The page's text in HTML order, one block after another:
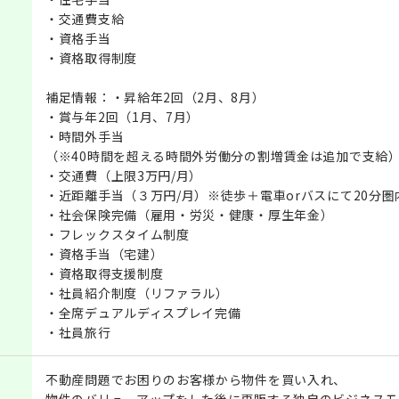
・交通費支給
・資格手当
・資格取得制度
補足情報：・昇給年2回（2月、8月）
・賞与年2回（1月、7月）
・時間外手当
（※40時間を超える時間外労働分の割増賃金は追加で支給）
・交通費（上限3万円/月）
・近距離手当（３万円/月）※徒歩＋電車orバスにて20分圏
・社会保険完備（雇用・労災・健康・厚生年金）
・フレックスタイム制度
・資格手当（宅建）
・資格取得支援制度
・社員紹介制度（リファラル）
・全席デュアルディスプレイ完備
・社員旅行
不動産問題でお困りのお客様から物件を買い入れ、